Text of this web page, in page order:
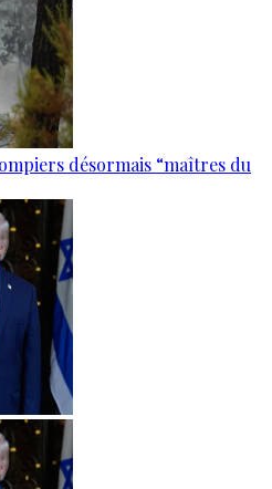
désormais “maîtres du